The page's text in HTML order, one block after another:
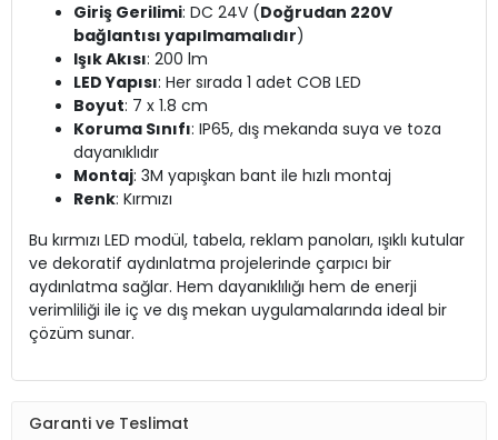
Giriş Gerilimi: DC 24V (Doğrudan 220V
bağlantısı yapılmamalıdır)
Işık Akısı: 200 lm
LED Yapısı: Her sırada 1 adet COB LED
Boyut: 7 x 1.8 cm
Koruma Sınıfı: IP65, dış mekanda suya ve toza
dayanıklıdır
Montaj: 3M yapışkan bant ile hızlı montaj
Renk: Kırmızı
Bu kırmızı LED modül, tabela, reklam panoları, ışıklı kutular
ve dekoratif aydınlatma projelerinde çarpıcı bir
aydınlatma sağlar. Hem dayanıklılığı hem de enerji
verimliliği ile iç ve dış mekan uygulamalarında ideal bir
çözüm sunar.
Garanti ve Teslimat